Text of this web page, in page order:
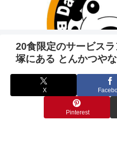
20食限定のサービス
塚にある とんかつや
X
Pinterest